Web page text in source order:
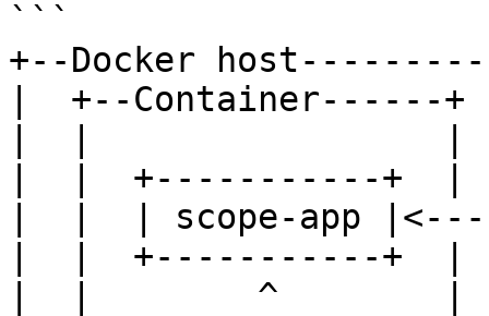
```
+--Docker
|  +--
|  |  +-----------+
|  |  | scope-app
|  |  +-----------+
|  |        ^